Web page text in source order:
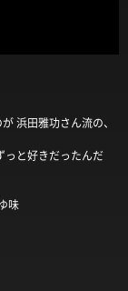
浜田雅功さん流の、
っと好きだったんだ
味